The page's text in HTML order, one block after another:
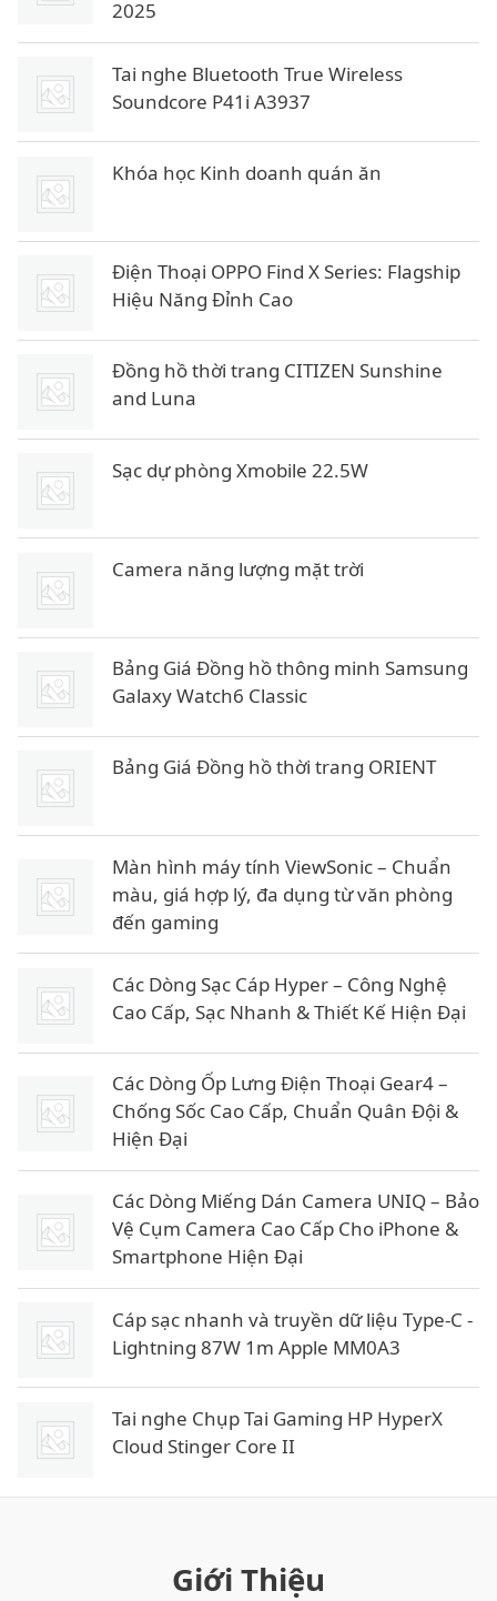
2025
Tai nghe Bluetooth True Wireless
Soundcore P41i A3937
Khóa học Kinh doanh quán ăn
Điện Thoại OPPO Find X Series: Flagship
Hiệu Năng Đỉnh Cao
Đồng hồ thời trang CITIZEN Sunshine
and Luna
Sạc dự phòng Xmobile 22.5W
Camera năng lượng mặt trời
Bảng Giá Đồng hồ thông minh Samsung
Galaxy Watch6 Classic
Bảng Giá Đồng hồ thời trang ORIENT
Màn hình máy tính ViewSonic – Chuẩn
màu, giá hợp lý, đa dụng từ văn phòng
đến gaming
Các Dòng Sạc Cáp Hyper – Công Nghệ
Cao Cấp, Sạc Nhanh & Thiết Kế Hiện Đại
Các Dòng Ốp Lưng Điện Thoại Gear4 –
Chống Sốc Cao Cấp, Chuẩn Quân Đội &
Hiện Đại
Các Dòng Miếng Dán Camera UNIQ – Bảo
Vệ Cụm Camera Cao Cấp Cho iPhone &
Smartphone Hiện Đại
Cáp sạc nhanh và truyền dữ liệu Type-C -
Lightning 87W 1m Apple MM0A3
Tai nghe Chụp Tai Gaming HP HyperX
Cloud Stinger Core II
Giới Thiệu